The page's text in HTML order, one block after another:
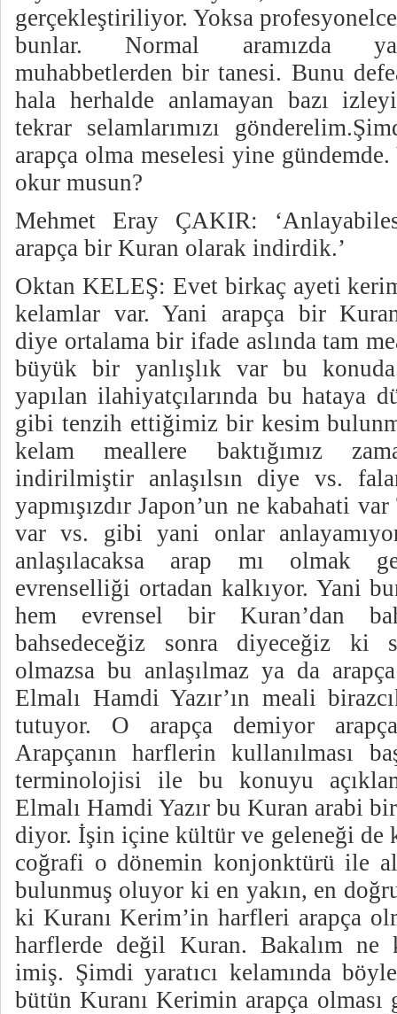
gerçekleştiriliyor. Yoksa
bunlar. Normal aramızda
muhabbetlerden bir tanesi. Bunu
hala herhalde anlamayan bazı
tekrar selamlarımızı
arapça olma meselesi yine
okur musun?
Mehmet Eray ÇAKIR:
arapça bir Kuran olarak indirdik.’
Oktan KELEŞ: Evet birkaç ayeti
kelamlar var. Yani arapça bir
diye ortalama bir ifade aslında tam
büyük bir yanlışlık var bu
yapılan ilahiyatçılarında bu hataya
gibi tenzih ettiğimiz bir kesim
kelam meallere baktığımız
indirilmiştir anlaşılsın diye vs.
yapmışızdır Japon’un ne kabahati
var vs. gibi yani onlar
anlaşılacaksa arap mı olmak
evrenselliği ortadan kalkıyor. Yani
hem evrensel bir Kuran’dan
bahsedeceğiz sonra diyeceğiz ki
olmazsa bu anlaşılmaz ya da
Elmalı Hamdi Yazır’ın meali
tutuyor. O arapça demiyor
Arapçanın harflerin kullanılması
terminolojisi ile bu konuyu
Elmalı Hamdi Yazır bu Kuran arabi
diyor. İşin içine kültür ve geleneği de
coğrafi o dönemin konjonktürü ile
bulunmuş oluyor ki en yakın, en
ki Kuranı Kerim’in harfleri arapça
harflerde değil Kuran. Bakalım ne
imiş. Şimdi yaratıcı kelamında
bütün Kuranı Kerimin arapça olması